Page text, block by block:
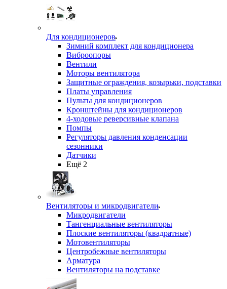
Для кондиционеров
Зимний комплект для кондиционера
Виброопоры
Вентили
Моторы вентилятора
Защитные ограждения, козырьки, подставки
Платы управления
Пульты для кондиционеров
Кронштейны для кондиционеров
4-ходовые реверсивные клапана
Помпы
Регуляторы давления конденсации
сезонники
Датчики
Ещё 2
Вентиляторы и микродвигатели
Микродвигатели
Тангенциальные вентиляторы
Плоские вентиляторы (квадратные)
Мотовентиляторы
Центробежные вентиляторы
Арматура
Вентиляторы на подставке